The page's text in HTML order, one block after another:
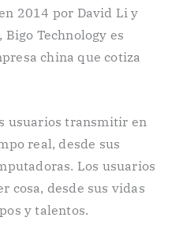
2014 por David Li y
Technology es
china que cotiza
usuarios transmitir en
real, desde sus
Los usuarios
cosa, desde sus vidas
y talentos.